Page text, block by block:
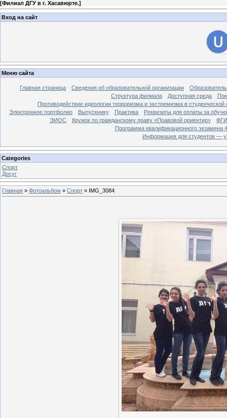
[Филиал ДГУ в г. Хасавюрте.]
Вход на сайт
Меню сайта
Главная страница Сведения об образовательной организации
Структура филиала
Доступная среда
Противодействие идеологии терроризма и экстремизма в студенческой
Электронное портфолио
Выпускнику Практика
Реквизиты для оплаты за
ЭИОС
Кружок по гражданскому праву «Правовой ориентир»
Программа квалификационного экзамена
Информация для студентов —
Categories
Спорт
Досуг
Главная » Фотоальбом » Спорт » IMG_3084